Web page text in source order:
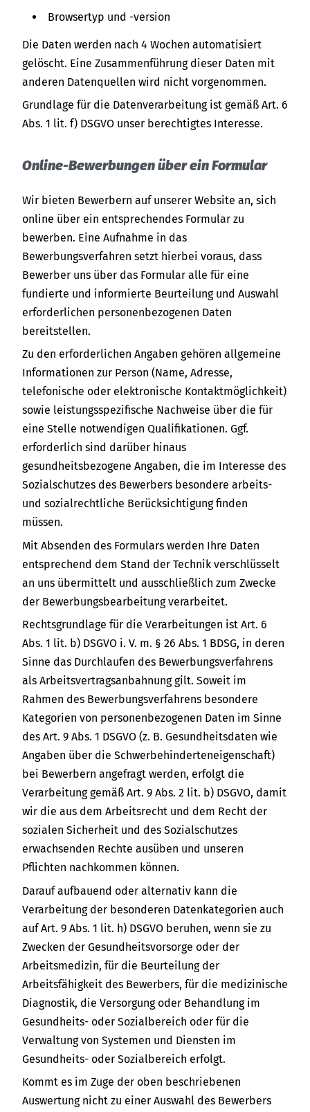
Browsertyp und -version
Die Daten werden nach 4 Wochen automatisiert
gelöscht. Eine Zusammenführung dieser Daten mit
anderen Datenquellen wird nicht vorgenommen.
Grundlage für die Datenverarbeitung ist gemäß Art. 6
Abs. 1 lit. f) DSGVO unser berechtigtes Interesse.
Online-Bewerbungen über ein Formular
Wir bieten Bewerbern auf unserer Website an, sich
online über ein entsprechendes Formular zu
bewerben. Eine Aufnahme in das
Bewerbungsverfahren setzt hierbei voraus, dass
Bewerber uns über das Formular alle für eine
fundierte und informierte Beurteilung und Auswahl
erforderlichen personenbezogenen Daten
bereitstellen.
Zu den erforderlichen Angaben gehören allgemeine
Informationen zur Person (Name, Adresse,
telefonische oder elektronische Kontaktmöglichkeit)
sowie leistungsspezifische Nachweise über die für
eine Stelle notwendigen Qualifikationen. Ggf.
erforderlich sind darüber hinaus
gesundheitsbezogene Angaben, die im Interesse des
Sozialschutzes des Bewerbers besondere arbeits-
und sozialrechtliche Berücksichtigung finden
müssen.
Mit Absenden des Formulars werden Ihre Daten
entsprechend dem Stand der Technik verschlüsselt
an uns übermittelt und ausschließlich zum Zwecke
der Bewerbungsbearbeitung verarbeitet.
Rechtsgrundlage für die Verarbeitungen ist Art. 6
Abs. 1 lit. b) DSGVO i. V. m. § 26 Abs. 1 BDSG, in deren
Sinne das Durchlaufen des Bewerbungsverfahrens
als Arbeitsvertragsanbahnung gilt. Soweit im
Rahmen des Bewerbungsverfahrens besondere
Kategorien von personenbezogenen Daten im Sinne
des Art. 9 Abs. 1 DSGVO (z. B. Gesundheitsdaten wie
Angaben über die Schwerbehinderteneigenschaft)
bei Bewerbern angefragt werden, erfolgt die
Verarbeitung gemäß Art. 9 Abs. 2 lit. b) DSGVO, damit
wir die aus dem Arbeitsrecht und dem Recht der
sozialen Sicherheit und des Sozialschutzes
erwachsenden Rechte ausüben und unseren
Pflichten nachkommen können.
Darauf aufbauend oder alternativ kann die
Verarbeitung der besonderen Datenkategorien auch
auf Art. 9 Abs. 1 lit. h) DSGVO beruhen, wenn sie zu
Zwecken der Gesundheitsvorsorge oder der
Arbeitsmedizin, für die Beurteilung der
Arbeitsfähigkeit des Bewerbers, für die medizinische
Diagnostik, die Versorgung oder Behandlung im
Gesundheits- oder Sozialbereich oder für die
Verwaltung von Systemen und Diensten im
Gesundheits- oder Sozialbereich erfolgt.
Kommt es im Zuge der oben beschriebenen
Auswertung nicht zu einer Auswahl des Bewerbers